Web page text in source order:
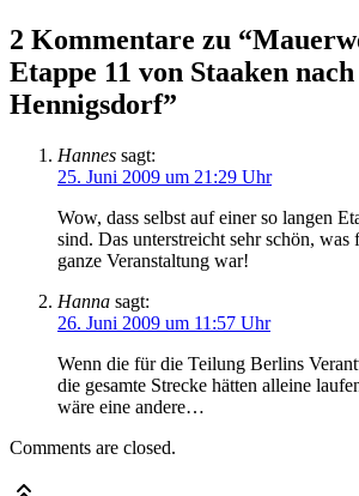
2 Kommentare zu
Etappe 11 von Staaken nach
Hennigsdorf”
Hannes sagt:
25. Juni 2009 um 21:29 Uhr
Wow, dass selbst auf einer so langen
sind. Das unterstreicht sehr schön,
ganze Veranstaltung war!
Hanna sagt:
26. Juni 2009 um 11:57 Uhr
Wenn die für die Teilung Berlins
die gesamte Strecke hätten alleine
wäre eine andere…
Comments are closed.